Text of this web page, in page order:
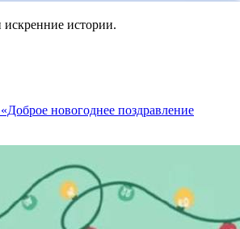
истории.
новогоднее поздравление